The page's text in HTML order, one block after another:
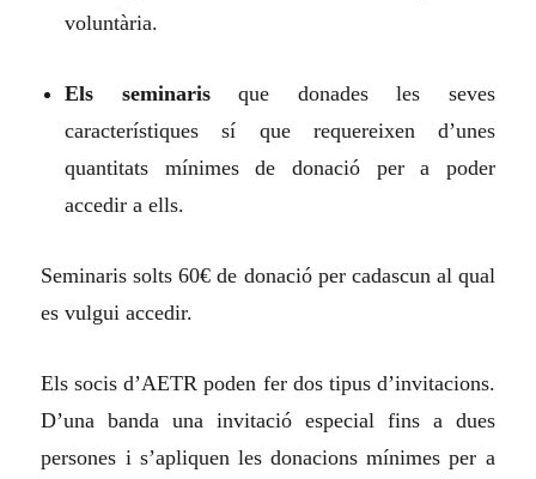
voluntària.
Els seminarisque donades les seves
característiques sí que requereixen d’unes
quantitats mínimes de donació per a poder
accedir a ells.
Seminaris solts 60€ de donació per cadascun al qual
es vulgui accedir.
Els socis d’AETR poden fer dos tipus d’invitacions.
D’una banda una invitació especial fins a dues
persones i s’apliquen les donacions mínimes per a